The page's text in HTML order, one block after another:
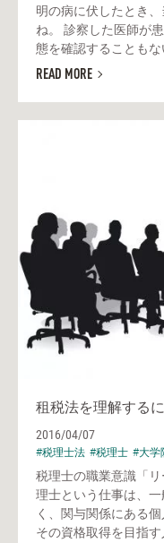
明の病に伏したとき
ね。 診察した医師が
態を確認することもな
READ MORE
租税法を理解する
2016/04/07
#税理士法 #税理士 #大学
税理士の職業意識「
理士という仕事は、
く、関与関係にある
その資格取得を目指す